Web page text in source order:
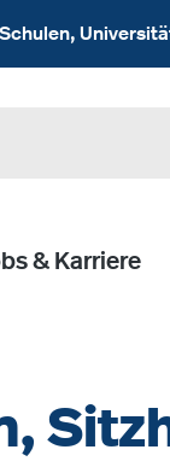
& Karriere